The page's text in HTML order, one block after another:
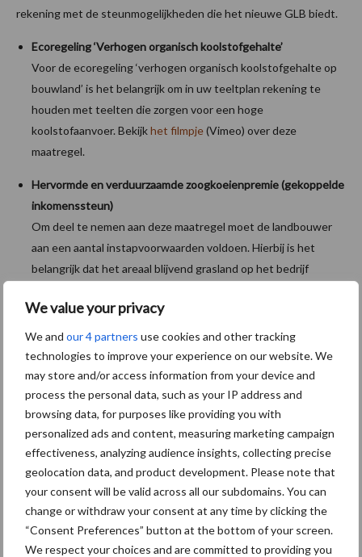
We value your privacy
We and our 4 partners use cookies and other tracking
technologies to improve your experience on our website. We
may store and/or access information from your device and
process the personal data, such as your IP address and
browsing data, for purposes like providing you with
personalized ads and content, measuring marketing campaign
effectiveness, analyzing audience insights, collecting precise
geolocation data, and product development. Please note that
your consent will be valid across all our subdomains. You can
change or withdraw your consent at any time by clicking the
“Consent Preferences” button at the bottom of your screen.
We respect your choices and are committed to providing you
rekening met de steunmogelijkheden die het nieuwe GLB biedt.
Ecoregeling ‘Verhogen organisch koolstofgehalte’
Voor de ecoregeling ‘verhogen organisch koolstofgehalte op
bouwland’ is het belangrijk om in uw teeltplan rekening te
houden met teelten die zorgen voor een hoge
koolstofaanvoer. Bekijkhet filmpje(Vimeo) over deze
maatregel.
Hervormde en verduurzaamde zoogkoeienpremie (gekoppelde
inkomenssteun)
Om deel te nemen aan deze maatregel moet de landbouwer
aan een aantal instapvoorwaarden voldoen. Hierbij is het
belangrijk dat het areaal blijvend grasland op het bedrijf
graslandbeheer en ruwvoederproductie- en diversificatie.
Meer info kan u bekijken in het laatste deel van het filmpje
overactieve landbouwer en inkomenssteun(YouTube).
In tegenstelling tot het huidige GLB is het quotum in het nieuwe
zoogkoeienquotum zijn dit najaar dus niet meer mogelijk.
Precisielandbouw bekalken
Om te kunnen deelnemen aan de ecoregeling
perceel een bodemscan laten uitvoeren. Dit kan al in het
najaar 2022. De taakkaarten die na de scan opgemaakt